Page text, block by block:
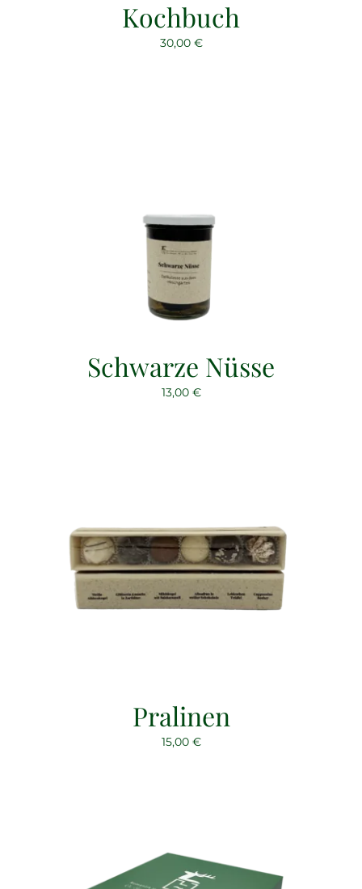
Kochbuch
30,00 €
Schwarze Nüsse
13,00 €
Pralinen
15,00 €